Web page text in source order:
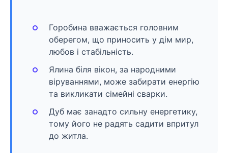
Горобина вважається головним
оберегом, що приносить у дім мир,
любов і стабільність.
Ялина біля вікон, за народними
віруваннями, може забирати енергію
та викликати сімейні сварки.
Дуб має занадто сильну енергетику,
тому його не радять садити впритул
до житла.